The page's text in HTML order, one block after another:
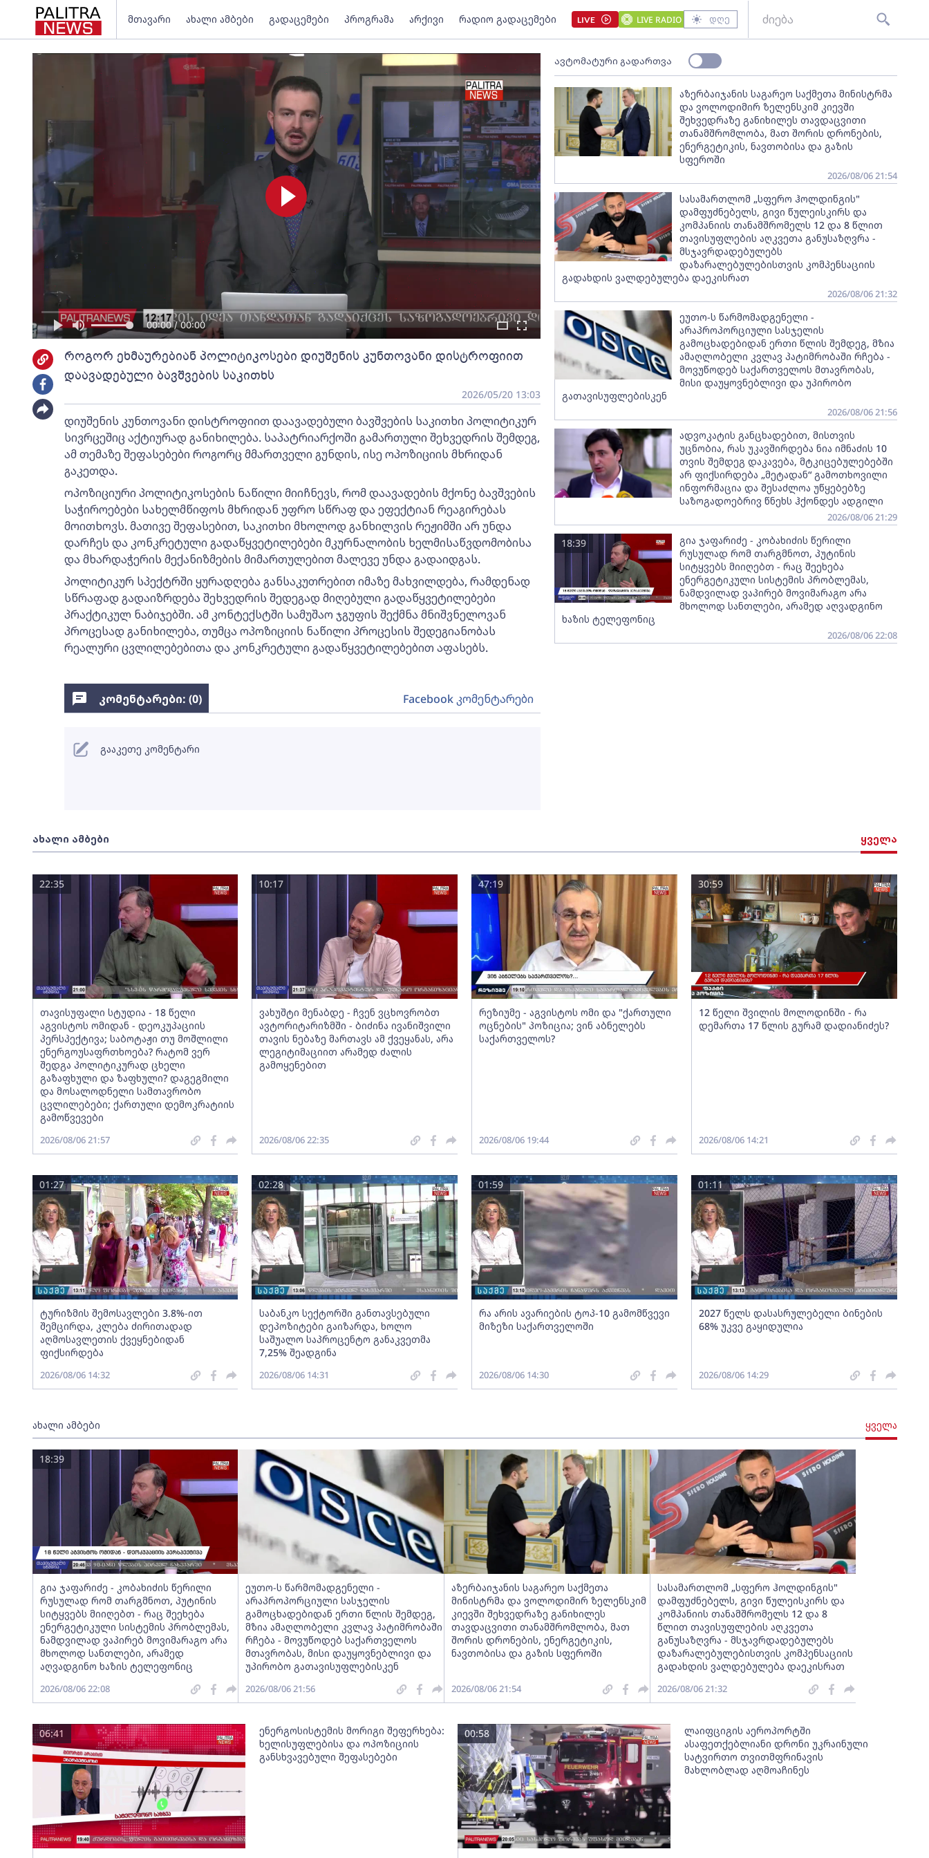
მთავარი ახალი ამბები გადაცემები პროგრამა არქივი რადიო გადაცემები LIVE LIVE RADIO დღე
00:00 / 00:00
როგორ ეხმაურებიან პოლიტიკოსები დიუშენის კუნთოვანი დისტროფიით
დაავადებული ბავშვების საკითხს
2026/05/20 13:03
დიუშენის კუნთოვანი დისტროფიით დაავადებული ბავშვების საკითხი პოლიტიკურ
სივრცეშიც აქტიურად განიხილება. საპატრიარქოში გამართული შეხვედრის შემდეგ,
ამ თემაზე შეფასებები როგორც მმართველი გუნდის, ისე ოპოზიციის მხრიდან
გაკეთდა.
ოპოზიციური პოლიტიკოსების ნაწილი მიიჩნევს, რომ დაავადების მქონე ბავშვების
საჭიროებები სახელმწიფოს მხრიდან უფრო სწრაფ და ეფექტიან რეაგირებას
მოითხოვს. მათივე შეფასებით, საკითხი მხოლოდ განხილვის რეჟიმში არ უნდა
დარჩეს და კონკრეტული გადაწყვეტილებები მკურნალობის ხელმისაწვდომობისა
და მხარდაჭერის მექანიზმების მიმართულებით მალევე უნდა გადაიდგას.
პოლიტიკურ სპექტრში ყურადღება განსაკუთრებით იმაზე მახვილდება, რამდენად
სწრაფად გადაიზრდება შეხვედრის შედეგად მიღებული გადაწყვეტილებები
პრაქტიკულ ნაბიჯებში. ამ კონტექსტში სამუშაო ჯგუფის შექმნა მნიშვნელოვან
პროცესად განიხილება, თუმცა ოპოზიციის ნაწილი პროცესის შედეგიანობას
რეალური ცვლილებებითა და კონკრეტული გადაწყვეტილებებით აფასებს.
ავტომატური გადართვა
აზერბაიჯანის საგარეო საქმეთა მინისტრმა
და ვოლოდიმირ ზელენსკიმ კიევში
შეხვედრაზე განიხილეს თავდაცვითი
თანამშრომლობა, მათ შორის დრონების,
ენერგეტიკის, ნავთობისა და გაზის
სფეროში
2026/08/06 21:54
სასამართლომ „სფერო ჰოლდინგის"
დამფუძნებელს, გივი წულეისკირს და
კომპანიის თანამშრომელს 12 და 8 წლით
თავისუფლების აღკვეთა განუსაზღვრა -
მსჯავრდადებულებს
დაზარალებულებისთვის კომპენსაციის
გადახდის ვალდებულება დაეკისრათ
2026/08/06 21:32
ეუთო-ს წარმომადგენელი -
არაპროპორციული სასჯელის
გამოცხადებიდან ერთი წლის შემდეგ, მზია
ამაღლობელი კვლავ პატიმრობაში რჩება -
მოვუწოდებ საქართველოს მთავრობას,
მისი დაუყოვნებლივი და უპირობო
გათავისუფლებისკენ
2026/08/06 21:56
ადვოკატის განცხადებით, მისთვის
უცნობია, რას უკავშირდება ნია იმნაძის 10
თვის შემდეგ დაკავება, მტკიცებულებებში
არ ფიქსირდება „მეტადან“ გამოთხოვილი
ინფორმაცია და შესაძლოა უწყებებზე
საზოგადოებრივ წნეხს ჰქონდეს ადგილი
2026/08/06 21:29
გია ჯაფარიძე - კობახიძის წერილი
რუსულად რომ თარგმნოთ, პუტინის
სიტყვებს მიიღებთ - რაც შეეხება
ენერგეტიკული სისტემის პრობლემას,
ნამდვილად ვაპირებ მოვიმარაგო არა
მხოლოდ სანთლები, არამედ აღვადგინო
ხაზის ტელეფონიც
18:39
2026/08/06 22:08
ახალი ამბები ყველა
თავისუფალი სტუდია - 18 წელი
აგვისტოს ომიდან - დეოკუპაციის
პერსპექტივა; საბოტაჟი თუ მოშლილი
ენერგოუსაფრთხოება? რატომ ვერ
შედგა პოლიტიკურად ცხელი
გაზაფხული და ზაფხული? დაგეგმილი
და მოსალოდნელი სამთავრობო
ცვლილებები; ქართული დემოკრატიის
გამოწვევები
22:35
2026/08/06 21:57
ვახუშტი მენაბდე - ჩვენ ვცხოვრობთ
ავტორიტარიზმში - ბიძინა ივანიშვილი
თავის ნებაზე მართავს ამ ქვეყანას, არა
ლეგიტიმაციით არამედ ძალის
გამოყენებით
10:17
2026/08/06 22:35
რეზიუმე - აგვისტოს ომი და "ქართული
ოცნების" პოზიცია; ვინ აბნელებს
საქართველოს?
47:19
2026/08/06 19:44
12 წელი შვილის მოლოდინში - რა
დემართა 17 წლის გურამ დადიანიძეს?
30:59
2026/08/06 14:21
ტურიზმის შემოსავლები 3.8%-ით
შემცირდა, კლება ძირითადად
აღმოსავლეთის ქვეყნებიდან
ფიქსირდება
01:27
2026/08/06 14:32
საბანკო სექტორში განთავსებული
დეპოზიტები გაიზარდა, ხოლო
საშუალო საპროცენტო განაკვეთმა
7,25% შეადგინა
02:28
2026/08/06 14:31
რა არის ავარიების ტოპ-10 გამომწვევი
მიზეზი საქართველოში
01:59
2026/08/06 14:30
2027 წელს დასასრულებელი ბინების
68% უკვე გაყიდულია
01:11
2026/08/06 14:29
ახალი ამბები ყველა
გია ჯაფარიძე - კობახიძის წერილი
რუსულად რომ თარგმნოთ, პუტინის
სიტყვებს მიიღებთ - რაც შეეხება
ენერგეტიკული სისტემის პრობლემას,
ნამდვილად ვაპირებ მოვიმარაგო არა
მხოლოდ სანთლები, არამედ
აღვადგინო ხაზის ტელეფონიც
18:39
2026/08/06 22:08
ეუთო-ს წარმომადგენელი -
არაპროპორციული სასჯელის
გამოცხადებიდან ერთი წლის შემდეგ,
მზია ამაღლობელი კვლავ პატიმრობაში
რჩება - მოვუწოდებ საქართველოს
მთავრობას, მისი დაუყოვნებლივი და
უპირობო გათავისუფლებისკენ
2026/08/06 21:56
აზერბაიჯანის საგარეო საქმეთა
მინისტრმა და ვოლოდიმირ ზელენსკიმ
კიევში შეხვედრაზე განიხილეს
თავდაცვითი თანამშრომლობა, მათ
შორის დრონების, ენერგეტიკის,
ნავთობისა და გაზის სფეროში
2026/08/06 21:54
სასამართლომ „სფერო ჰოლდინგის"
დამფუძნებელს, გივი წულეისკირს და
კომპანიის თანამშრომელს 12 და 8
წლით თავისუფლების აღკვეთა
განუსაზღვრა - მსჯავრდადებულებს
დაზარალებულებისთვის კომპენსაციის
გადახდის ვალდებულება დაეკისრათ
2026/08/06 21:32
ენერგოსისტემის მორიგი შეფერხება:
ხელისუფლებისა და ოპოზიციის
განსხვავებული შეფასებები
06:41
ლაიფციგის აეროპორტში
ასაფეთქებლიანი დრონი უკრაინული
სატვირთო თვითმფრინავის
მახლობლად აღმოაჩინეს
00:58
კომენტარები: (0) Facebook კომენტარები
გააკეთე კომენტარი